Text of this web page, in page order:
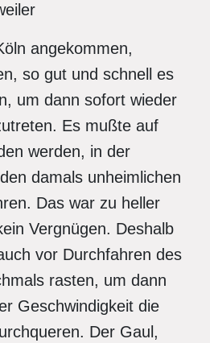
angekommen,
so gut und schnell es
um dann sofort wieder
Es mußte auf
werden, in der
damals unheimlichen
Das war zu heller
Vergnügen. Deshalb
vor Durchfahren des
rasten, um dann
Geschwindigkeit die
Der Gaul,